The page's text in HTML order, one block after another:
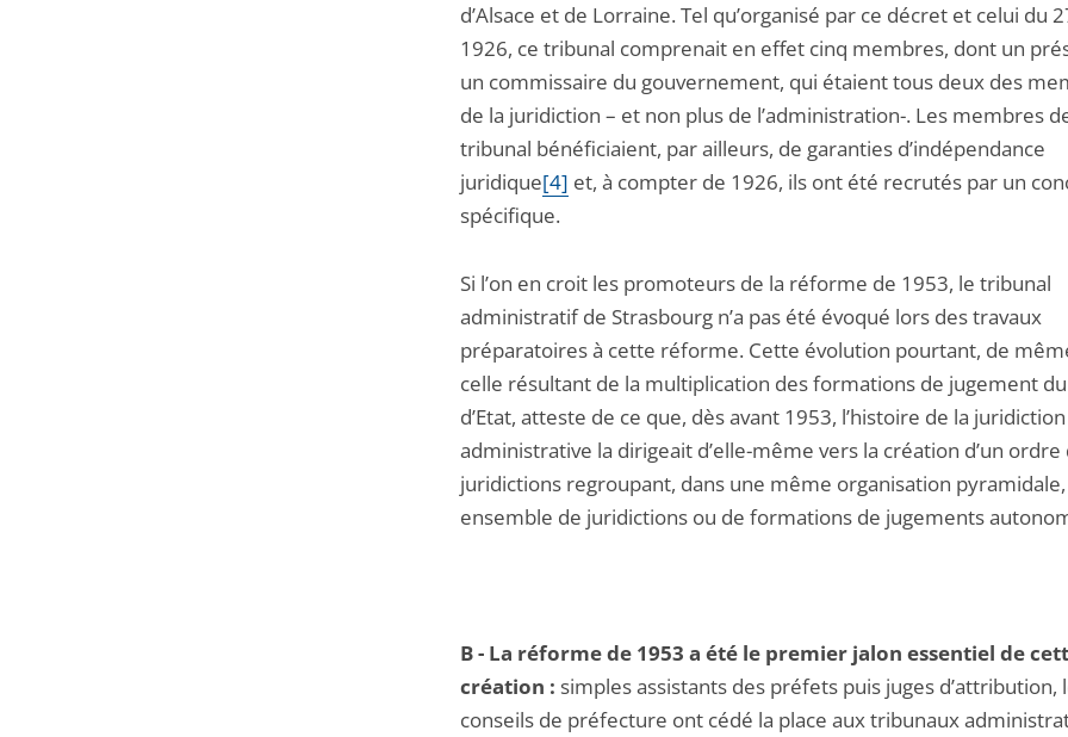
d’Alsace et de Lorraine. Tel qu’organisé par ce décret et celui du
1926, ce tribunal comprenait en effet cinq membres, dont un
un commissaire du gouvernement, qui étaient tous deux des
de la juridiction – et non plus de l’administration-. Les membres
tribunal bénéficiaient, par ailleurs, de garanties d’indépendance
juridique[4] et, à compter de 1926, ils ont été recrutés par un
spécifique.
Si l’on en croit les promoteurs de la réforme de 1953, le tribunal
administratif de Strasbourg n’a pas été évoqué lors des travaux
préparatoires à cette réforme. Cette évolution pourtant, de
celle résultant de la multiplication des formations de jugement
d’Etat, atteste de ce que, dès avant 1953, l’histoire de la juridiction
administrative la dirigeait d’elle-même vers la création d’un ordre
juridictions regroupant, dans une même organisation
ensemble de juridictions ou de formations de jugements
B - La réforme de 1953 a été le premier jalon essentiel de
création : simples assistants des préfets puis juges d’attribution,
conseils de préfecture ont cédé la place aux tribunaux